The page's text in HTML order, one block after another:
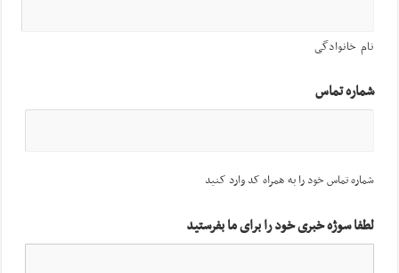
نام خانوادگی
شماره تماس
شماره تماس خود را به همراه کد وارد کنید
لطفا سوژه خبری خود را برای ما بفرستید